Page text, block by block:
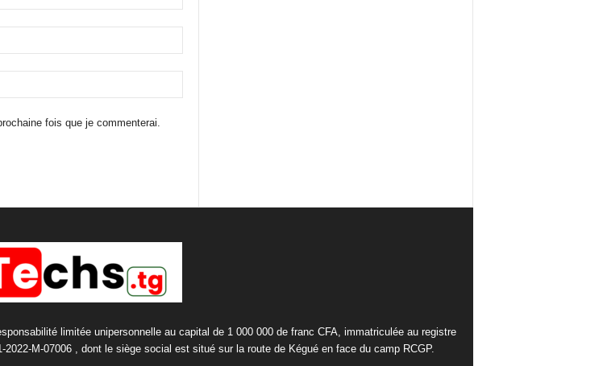
fois que je commenterai.
limitée unipersonnelle au capital de 1 000 000 de franc CFA, immatriculée au registre
M-07006 , dont le siège social est situé sur la route de Kégué en face du camp RCGP.